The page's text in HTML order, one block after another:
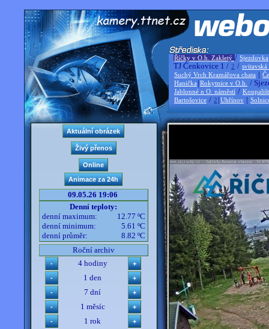
Říčky v O.h. Zakletý / Sjezdovka
TJ Čenkovice 1 / 2 / svitavská
Suchý Vrch Kramářova chata |
Hanička |Rokytnice v O.h. /
Jablonné n O. náměstí /
Bartošovice / 2 |Uhřínov |
09.05.26 19:06
Denní teploty:
denní maximum:
12.77 ºC
denní minimum:
5.61 ºC
denní průměr:
8.82 ºC
Roční archiv
4 hodiny
1 den
7 dní
1 měsíc
1 rok